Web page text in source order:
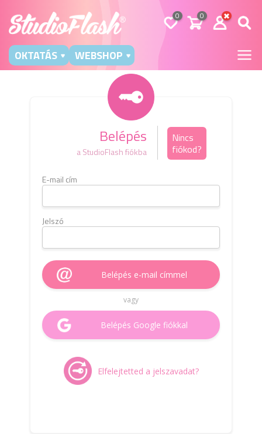
0 0
OKTATÁS WEBSHOP
Belépés
a StudioFlash fiókba
Nincs
fiókod?
E-mail cím
Jelszó
Belépés e-mail címmel
vagy
Belépés Google fiókkal
Elfelejtetted a jelszavadat?